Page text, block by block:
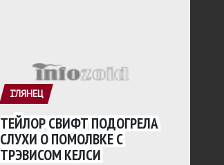
ГЛЯНЕЦ
ТЕЙЛОР СВИФТ ПОДОГРЕЛА
СЛУХИ О ПОМОЛВКЕ С
ТРЭВИСОМ КЕЛСИ